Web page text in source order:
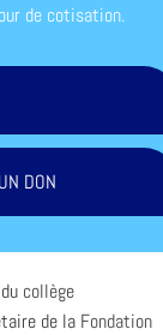
de cotisation.
DON
collège
de la Fondation